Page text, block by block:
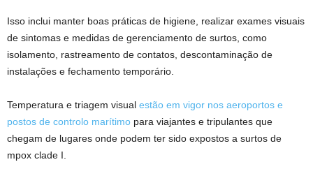
Isso inclui manter boas práticas de higiene, realizar exames visuais
de sintomas e medidas de gerenciamento de surtos, como
isolamento, rastreamento de contatos, descontaminação de
instalações e fechamento temporário.
Temperatura e triagem visual estão em vigor nos aeroportos e
postos de controlo marítimo para viajantes e tripulantes que
chegam de lugares onde podem ter sido expostos a surtos de
mpox clade I.